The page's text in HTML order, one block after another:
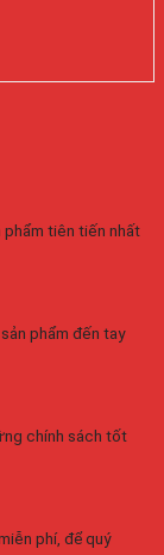
phẩm tiên tiến nhất
phẩm đến tay
chính sách tốt
phí, để quý